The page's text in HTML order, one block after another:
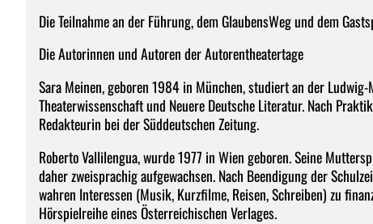
Die Teilnahme an der Führung, dem GlaubensWeg und dem
Die Autorinnen und Autoren der Autorentheatertage
Sara Meinen, geboren 1984 in München, studiert an der
Theaterwissenschaft und Neuere Deutsche Literatur. Nach
Redakteurin bei der Süddeutschen Zeitung.
Roberto Vallilengua, wurde 1977 in Wien geboren. Seine
daher zweisprachig aufgewachsen. Nach Beendigung der
wahren Interessen (Musik, Kurzfilme, Reisen, Schreiben) zu
Hörspielreihe eines Österreichischen Verlages.